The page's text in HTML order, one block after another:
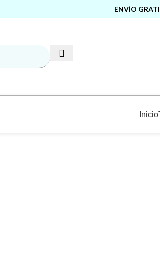
ENVÍO
Inicio